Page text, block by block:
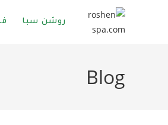
روشن سبا
Blog